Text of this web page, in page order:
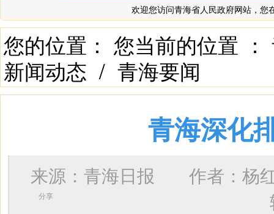
欢迎您访问青海省人民政府网站，您
您的位置： 您当前的位置 ：
新闻动态 / 青海要闻
青海深化
来源：青海日报 作者：杨
分享